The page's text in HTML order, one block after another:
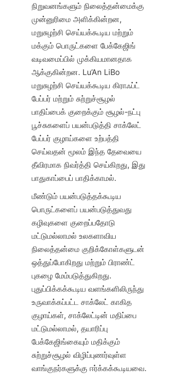
நிறுவனங்களும் நிலைத்தன்மைக்கு
முன்னுரிமை அளிக்கின்றன,
மறுசுழற்சி செய்யக்கூடிய மற்றும்
மக்கும் பொருட்களை பேக்கேஜிங்
வடிவமைப்பில் முக்கியமானதாக
ஆக்குகின்றன. Lu’An LiBo
மறுசுழற்சி செய்யக்கூடிய கிராஃப்ட்
பேப்பர் மற்றும் சுற்றுச்சூழல்
பாதிப்பைக் குறைக்கும் சூழல்-நட்பு
பூச்சுகளைப் பயன்படுத்தி சாக்லேட்
பேப்பர் குழாய்களை உற்பத்தி
செய்வதன் மூலம் இந்த தேவையை
தீவிரமாக நிவர்த்தி செய்கிறது, இது
பாதுகாப்பைப் பாதிக்காமல்.
மீண்டும் பயன்படுத்தக்கூடிய
பொருட்களைப் பயன்படுத்துவது
கழிவுகளை குறைப்பதோடு
மட்டுமல்லாமல் உலகளாவிய
நிலைத்தன்மை குறிக்கோள்களுடன்
ஒத்துப்போகிறது மற்றும் பிராண்ட்
புகழை மேம்படுத்துகிறது.
புதுப்பிக்கக்கூடிய வளங்களிலிருந்து
உருவாக்கப்பட்ட சாக்லேட் காகித
குழாய்கள், சாக்லேட்டின் மதிப்பை
மட்டுமல்லாமல், தயாரிப்பு
பேக்கேஜிங்கையும் மதிக்கும்
சுற்றுச்சூழல் விழிப்புணர்வுள்ள
வாங்குநர்களுக்கு ஈர்க்கக்கூடியவை.